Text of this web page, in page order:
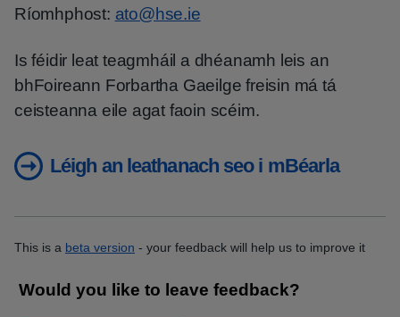
Ríomhphost: ato@hse.ie
Is féidir leat teagmháil a dhéanamh leis an
bhFoireann Forbartha Gaeilge freisin má tá
ceisteanna eile agat faoin scéim.
Léigh an leathanach seo i mBéarla
This is a beta version - your feedback will help us to improve it